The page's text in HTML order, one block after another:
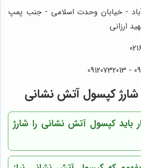
- خیابان وحدت اسلامی - جنب پمپ
ارزانی
شارژ کپسول آتش نشانی
باید کپسول آتش نشانی را شارژ